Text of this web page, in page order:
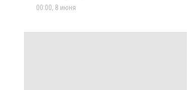
00:00, 8 июня